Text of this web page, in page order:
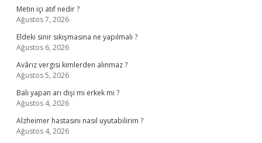
Metin içi atıf nedir ?
Ağustos 7, 2026
Eldeki sinir sıkışmasına ne yapılmalı ?
Ağustos 6, 2026
Avârız vergisi kimlerden alınmaz ?
Ağustos 5, 2026
Balı yapan arı dişi mi erkek mi ?
Ağustos 4, 2026
Alzheimer hastasını nasıl uyutabilirim ?
Ağustos 4, 2026